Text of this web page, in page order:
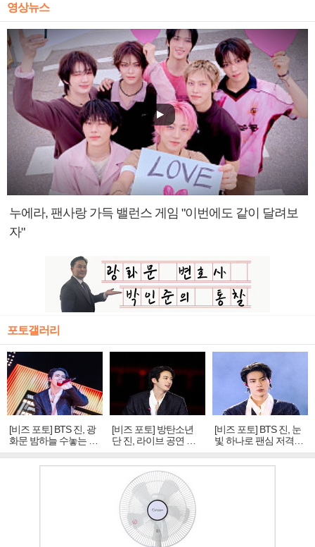
영상뉴스
누에라, 팬사랑 가득 밸런스 게임 "이번에도 같이 달려보
자"
포토갤러리
[비즈 포토] BTS 진, 광
화문 밤하늘 수놓는 '비
주얼 킹'의 열창
[비즈 포토] 방탄소년
단 진, 라이브 공연 중
빛나는 독보적 아우라
[비즈 포토] BTS 진, 눈
빛 하나로 팬심 저격…
독보적 카리스마